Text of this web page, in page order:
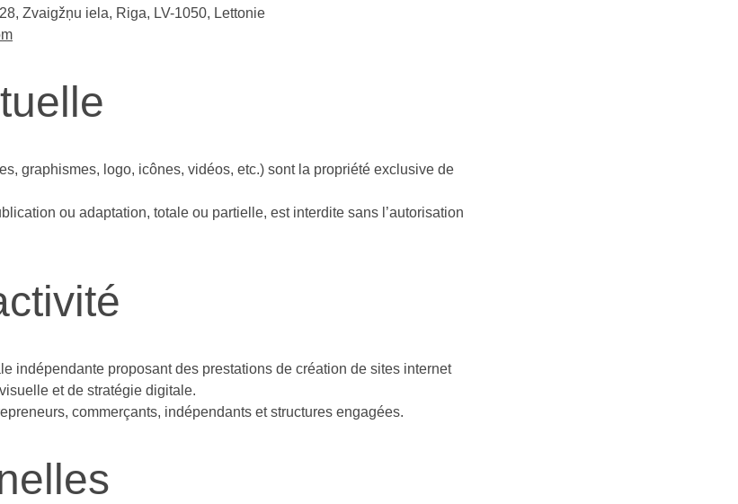
Zvaigžņu iela, Riga, LV-1050, Lettonie
graphismes, logo, icônes, vidéos, etc.) sont la propriété exclusive de
ou adaptation, totale ou partielle, est interdite sans l’autorisation
indépendante proposant des prestations de création de sites internet
et de stratégie digitale.
commerçants, indépendants et structures engagées.